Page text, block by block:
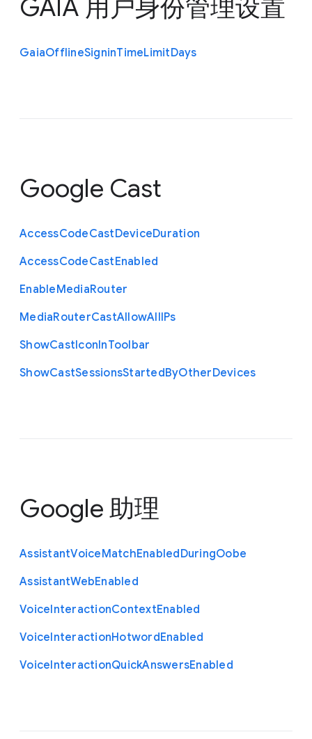
GAIA 用户身份管理设置
GaiaOfflineSigninTimeLimitDays
Google Cast
AccessCodeCastDeviceDuration
AccessCodeCastEnabled
EnableMediaRouter
MediaRouterCastAllowAllIPs
ShowCastIconInToolbar
ShowCastSessionsStartedByOtherDevices
Google 助理
AssistantVoiceMatchEnabledDuringOobe
AssistantWebEnabled
VoiceInteractionContextEnabled
VoiceInteractionHotwordEnabled
VoiceInteractionQuickAnswersEnabled